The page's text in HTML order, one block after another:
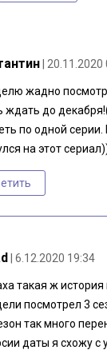
| 20.11.2020
жадно
ждать до
по одной серии.
на этот
| 6.12.2020 19:34
такая ж
посмотрел 3
так много
даты я схожу с